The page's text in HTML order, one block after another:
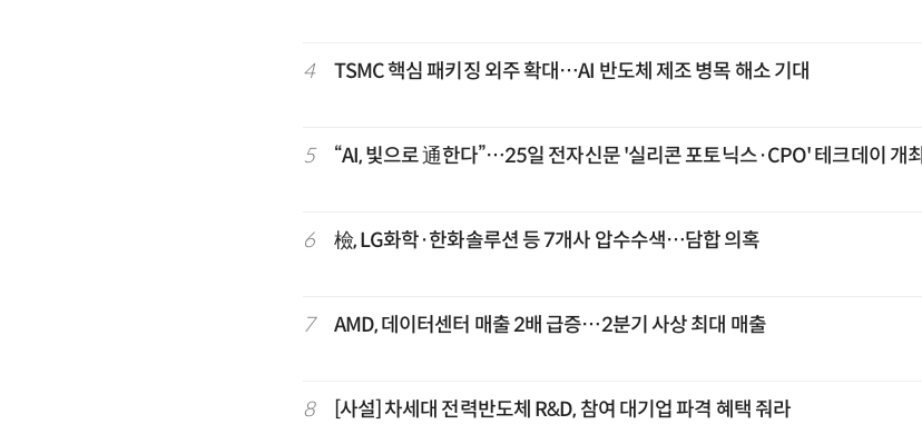
4 TSMC 핵심 패키징 외주 확대…AI 반도체 제조 병목 해소 기대
5 “AI, 빛으로 通한다”…25일 전자신문 '실리콘 포토닉스·CPO' 테크데이 개최
6 檢, LG화학·한화솔루션 등 7개사 압수수색…담합 의혹
7 AMD, 데이터센터 매출 2배 급증…2분기 사상 최대 매출
8 [사설] 차세대 전력반도체 R&D, 참여 대기업 파격 혜택 줘라